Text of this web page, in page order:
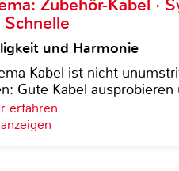
Zubehör-Kabel ·
und Harmonie
Kabel ist nicht
Gute Kabel
erfahren